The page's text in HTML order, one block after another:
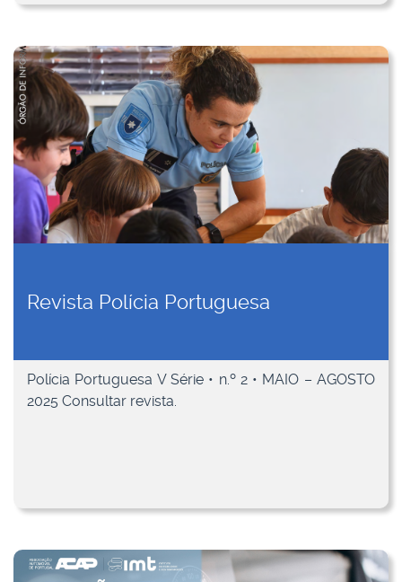
Revista Polícia Portuguesa
Polícia Portuguesa V Série • n.º 2 • MAIO – AGOSTO
2025 Consultar revista.